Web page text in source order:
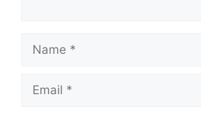
Name
Email